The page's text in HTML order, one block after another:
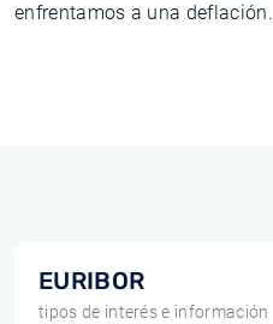
enfrentamos a una deflación.
EURIBOR
tipos de interés e información